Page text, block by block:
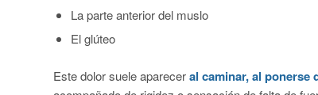
La parte anterior del muslo
El glúteo
Este dolor suele apareceral caminar, al ponerse